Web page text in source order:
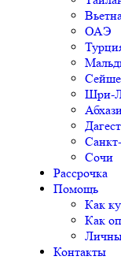
ОАЭ
Шри-
Сочи
Рассрочка
Помощь
Как
Как
Контакты